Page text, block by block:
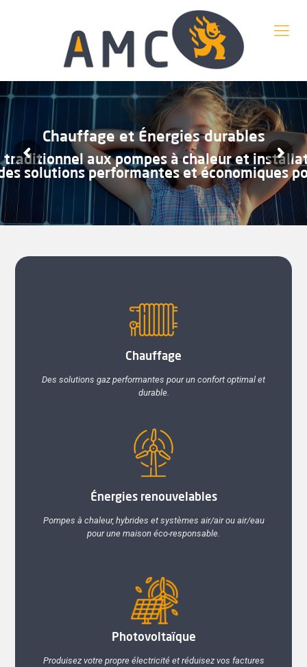
Chauffage et Énergies durables
traditionnel aux pompes à chaleur et
solutions performantes et économiques
Chauffage
Des solutions gaz performantes pour un confort optimal et
durable.
Énergies renouvelables
Pompes à chaleur, hybrides et systèmes air/air ou air/eau
pour une maison éco-responsable.
Photovoltaïque
Produisez votre propre électricité et réduisez vos factures